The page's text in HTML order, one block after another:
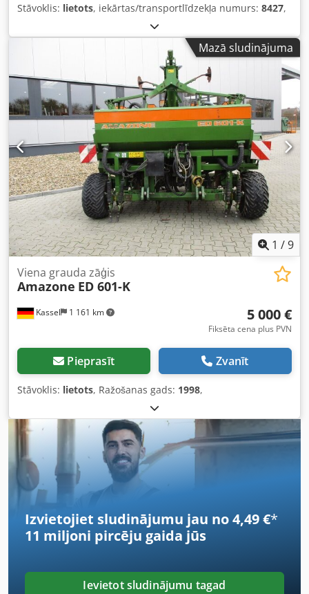
Stāvoklis: lietots, iekārtas/transportlīdzekļa numurs: 8427,
Mazā sludinājuma
1 /9
Kassel 1 161 km
Viena grauda zāģis
Amazone ED 601-K
5 000 €
Fiksēta cena plus PVN
Pieprasīt Zvanīt
Stāvoklis: lietots, Ražošanas gads: 1998,
Izvietojiet sludinājumu jau no 4,49 €*
11 miljoni pircēju gaida jūs
Ievietot sludinājumu tagad